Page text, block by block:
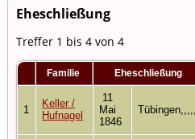
Eheschließung
Treffer 1 bis 4 von 4
Familie Eheschließung
1
Keller /
Hufnagel
11
Mai
1846
Tübingen,,,,,